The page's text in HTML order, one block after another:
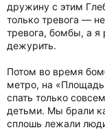
дружину с этим
только тревога —
тревога, бомбы, а
дежурить.
Потом во время
метро, на
спать только
детьми. Мы брали
сплошь лежали